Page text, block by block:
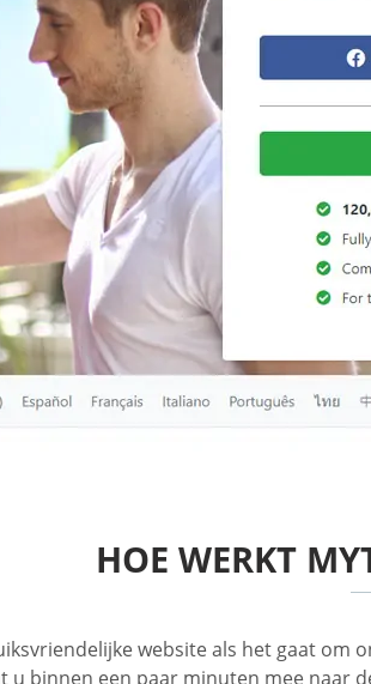
HOE WERKT
website als het gaat
binnen een paar minuten mee naar